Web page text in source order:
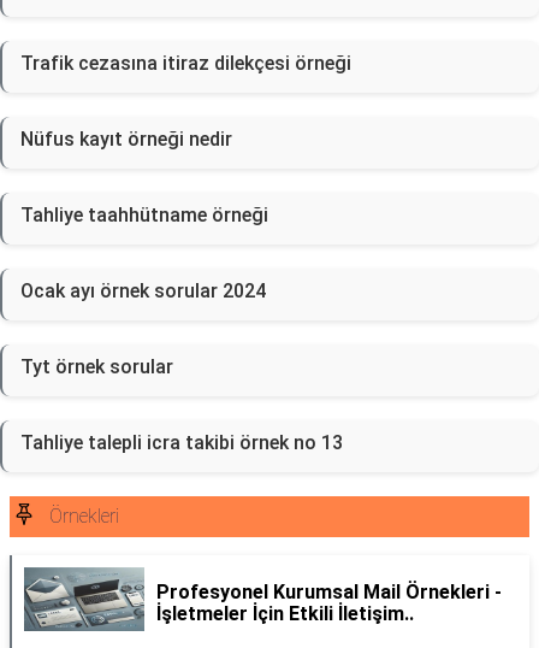
Trafik cezasına itiraz dilekçesi örneği
Nüfus kayıt örneği nedir
Tahliye taahhütname örneği
Ocak ayı örnek sorular 2024
Tyt örnek sorular
Tahliye talepli icra takibi örnek no 13
Örnekleri
Profesyonel Kurumsal Mail Örnekleri -
İşletmeler İçin Etkili İletişim..